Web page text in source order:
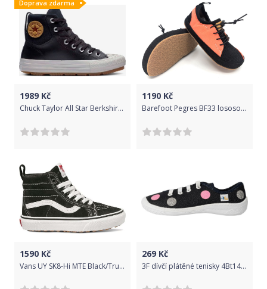
Doprava zdarma
1989 Kč
Chuck Taylor All Star Berkshire Boot Leather Tenisky dětské Converse | Černá | Chlapecké | 38
1190 Kč
Barefoot Pegres BF33 lososová Velikost: 24
1590 Kč
Vans UY SK8-Hi MTE Black/True white 32
269 Kč
3F dívčí plátěné tenisky 4Bt14/13 30 černá